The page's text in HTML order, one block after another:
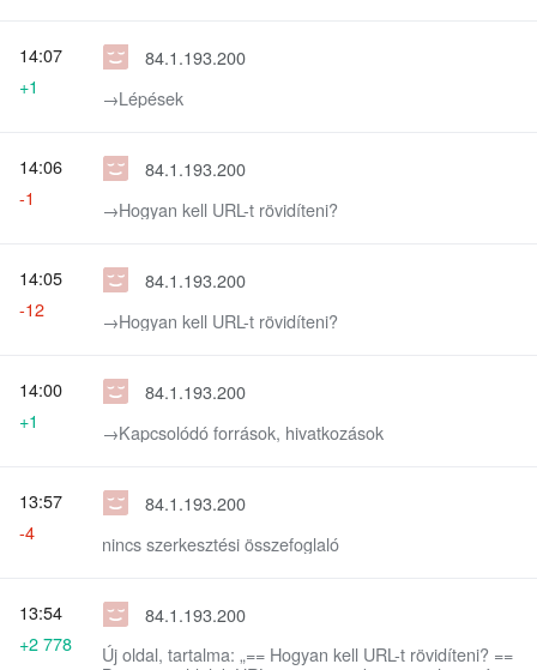
84.1.193.200
→‎Lépések
14:07
+1
84.1.193.200
→‎Hogyan kell URL-t rövidíteni?
14:06
-1
84.1.193.200
→‎Hogyan kell URL-t rövidíteni?
14:05
-12
84.1.193.200
→‎Kapcsolódó források, hivatkozások
14:00
+1
84.1.193.200
nincs szerkesztési összefoglaló
13:57
-4
84.1.193.200
Új oldal, tartalma: „== Hogyan kell URL-t rövidíteni? ==
13:54
+2 778